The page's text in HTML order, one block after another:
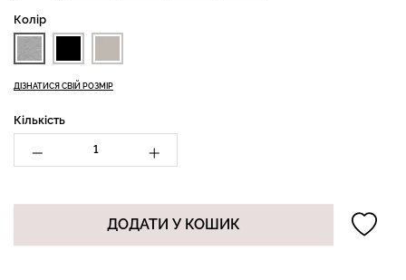
Колір
ДІЗНАТИСЯ СВІЙ РОЗМІР
Кількість
ДОДАТИ У КОШИК
BRIEFS (чорний) Giulia
CAMI TOP RIB white (білий)
Giulia